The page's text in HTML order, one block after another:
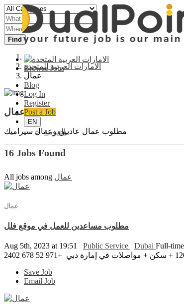
Browse Jobs
Blog
Log In
Register
Post a Job
EN
العربية
Find
الامارات العربية المتحدة
عمال
مطلوب عمال عاديين وعمال سيراميك
16 Jobs Found
All jobs among عمال
عمال
مطلوب مساعدين للعمل في موقع فلل
Aug 5th, 2023 at 19:51 Public Service Dubai Full-time
Save Job
Email Job